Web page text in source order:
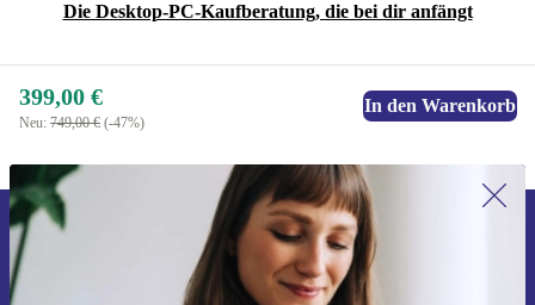
Die Desktop-PC-Kaufberatung, die bei dir anfängt
399,00 €
Neu: 749,00 € (-47%)
In den Warenkorb
Erstmals zum Newsletter anmelden,
15 € sparen!
Verpasse kein Angebot mehr.